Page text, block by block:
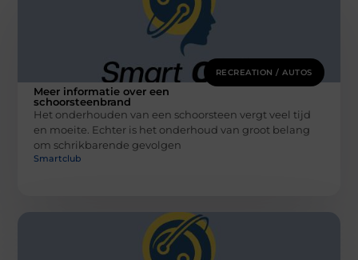
RECREATION / AUTOS
Meer informatie over een
schoorsteenbrand
Het onderhouden van een schoorsteen vergt veel tijd
en moeite. Echter is het onderhoud van groot belang
om schrikbarende gevolgen
Smartclub